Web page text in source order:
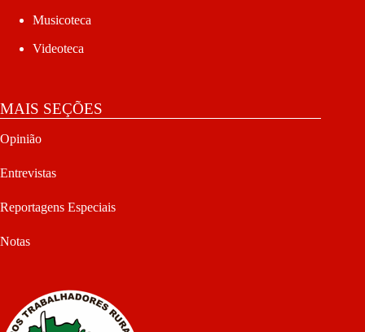
Musicoteca
Videoteca
MAIS SEÇÕES
Opinião
Entrevistas
Reportagens Especiais
Notas